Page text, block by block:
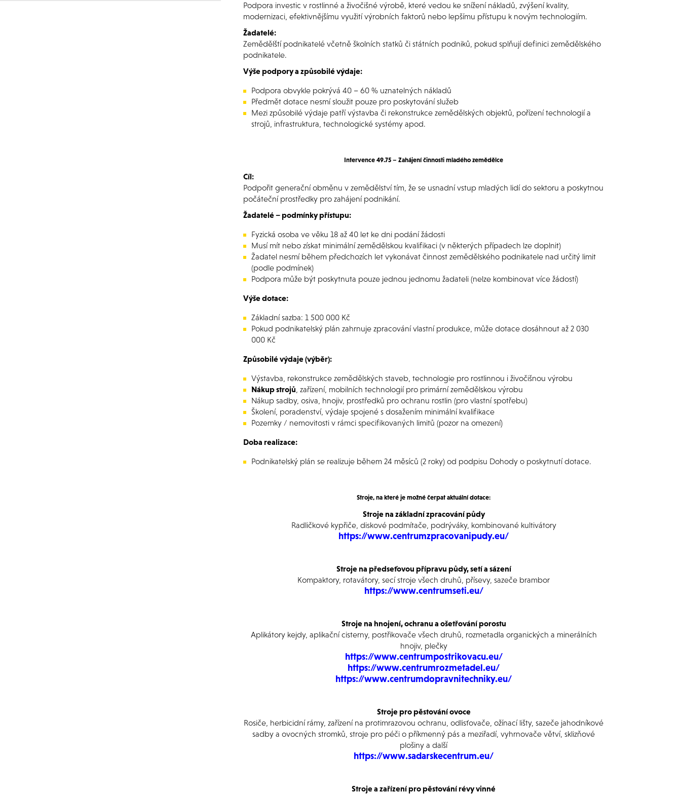
Podpora investic v rostlinné a živočišné výrobě, které vedou ke snížení nákladů, zvýšení kvality,
modernizaci, efektivnějšímu využití výrobních faktorů nebo lepšímu přístupu k novým technologiím.
Žadatelé:
Zemědělští podnikatelé včetně školních statků či státních podniků, pokud splňují definici zemědělského
podnikatele.
Výše podpory a způsobilé výdaje:
Podpora obvykle pokrývá 40 – 60 % uznatelných nákladů
Předmět dotace nesmí sloužit pouze pro poskytování služeb
Mezi způsobilé výdaje patří výstavba či rekonstrukce zemědělských objektů, pořízení technologií a
strojů, infrastruktura, technologické systémy apod.
Intervence 49.75 – Zahájení činnosti mladého zemědělce
Cíl:
Podpořit generační obměnu v zemědělství tím, že se usnadní vstup mladých lidí do sektoru a poskytnou
počáteční prostředky pro zahájení podnikání.
Žadatelé – podmínky přístupu:
Fyzická osoba ve věku 18 až 40 let ke dni podání žádosti
Musí mít nebo získat minimální zemědělskou kvalifikaci (v některých případech lze doplnit)
Žadatel nesmí během předchozích let vykonávat činnost zemědělského podnikatele nad určitý limit
(podle podmínek)
Podpora může být poskytnuta pouze jednou jednomu žadateli (nelze kombinovat více žádostí)
Výše dotace:
Základní sazba: 1 500 000 Kč
Pokud podnikatelský plán zahrnuje zpracování vlastní produkce, může dotace dosáhnout až 2 030
000 Kč
Způsobilé výdaje (výběr):
Výstavba, rekonstrukce zemědělských staveb, technologie pro rostlinnou i živočišnou výrobu
Nákup strojů , zařízení, mobilních technologií pro primární zemědělskou výrobu
Nákup sadby, osiva, hnojiv, prostředků pro ochranu rostlin (pro vlastní spotřebu)
Školení, poradenství, výdaje spojené s dosažením minimální kvalifikace
Pozemky / nemovitosti v rámci specifikovaných limitů (pozor na omezení)
Doba realizace:
Podnikatelský plán se realizuje během 24 měsíců (2 roky) od podpisu Dohody o poskytnutí dotace.
Stroje, na které je možné čerpat aktuální dotace:
Stroje na základní zpracování půdy
Radličkové kypřiče, diskové podmítače, podrýváky, kombinované kultivátory
https://www.centrumzpracovanipudy.eu/
Stroje na předseťovou přípravu půdy, setí a sázení
Kompaktory, rotavátory, secí stroje všech druhů, přísevy, sazeče brambor
https://www.centrumseti.eu/
Stroje na hnojení, ochranu a ošetřování porostu
Aplikátory kejdy, aplikační cisterny, postřikovače všech druhů, rozmetadla organických a minerálních
hnojiv, plečky
https://www.centrumpostrikovacu.eu/
https://www.centrumrozmetadel.eu/
https://www.centrumdopravnitechniky.eu/
Stroje pro pěstování ovoce
Rosiče, herbicidní rámy, zařízení na protimrazovou ochranu, odlisťovače, ožínací lišty, sazeče jahodníkové
sadby a ovocných stromků, stroje pro péči o příkmenný pás a meziřadí, vyhrnovače větví, sklizňové
plošiny a další
https://www.sadarskecentrum.eu/
Stroje a zařízení pro pěstování révy vinné